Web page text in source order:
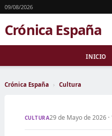
09/08/2026
Crónica España
INICIO
Crónica España › Cultura
CULTURA29 de Mayo de 2026 ·